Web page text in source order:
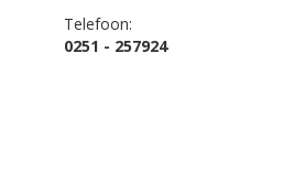
Telefoon:
0251 - 257924